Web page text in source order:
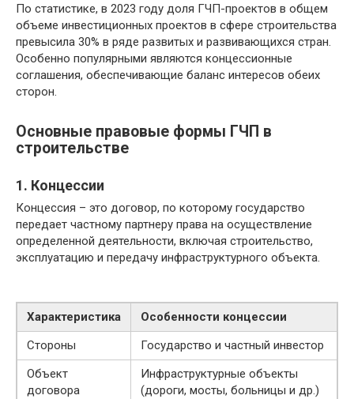
По статистике, в 2023 году доля ГЧП-проектов в общем
объеме инвестиционных проектов в сфере строительства
превысила 30% в ряде развитых и развивающихся стран.
Особенно популярными являются концессионные
соглашения, обеспечивающие баланс интересов обеих
сторон.
Основные правовые формы ГЧП в
строительстве
1. Концессии
Концессия – это договор, по которому государство
передает частному партнеру права на осуществление
определенной деятельности, включая строительство,
эксплуатацию и передачу инфраструктурного объекта.
Характеристика
Особенности концессии
Стороны
Государство и частный инвестор
Объект
договора
Инфраструктурные объекты
(дороги, мосты, больницы и др.)